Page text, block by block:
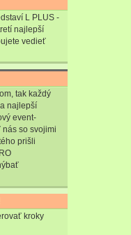
L PLUS -
najlepší
vedieť
tak každý
najlepší
event-
so svojimi
prišli
kroky